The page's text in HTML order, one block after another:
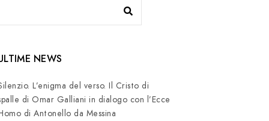
NEWS
L’enigma del verso. Il Cristo di
di Omar Galliani in dialogo con l’Ecce
di Antonello da Messina